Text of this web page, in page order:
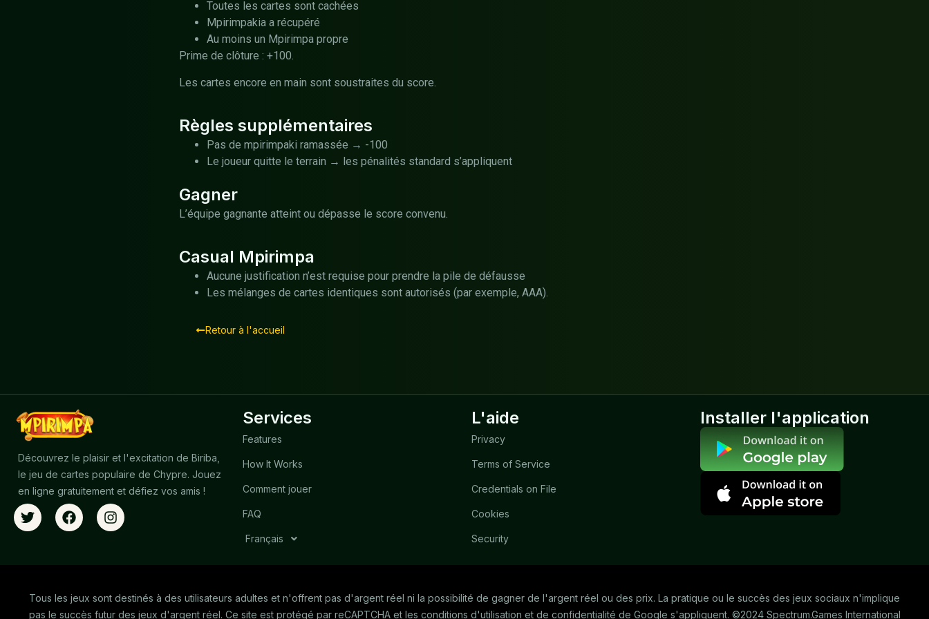
Toutes les cartes sont cachées
Mpirimpakia a récupéré
Au moins un Mpirimpa propre
Prime de clôture : +100.
Les cartes encore en main sont soustraites du score.
Règles supplémentaires
Pas de mpirimpaki ramassée → -100
Le joueur quitte le terrain → les pénalités standard s’appliquent
Gagner
L’équipe gagnante atteint ou dépasse le score convenu.
Casual Mpirimpa
Aucune justification n’est requise pour prendre la pile de défausse
Les mélanges de cartes identiques sont autorisés (par exemple, AAA).
Retour à l'accueil
Découvrez le plaisir et l'excitation de Biriba,
le jeu de cartes populaire de Chypre. Jouez
en ligne gratuitement et défiez vos amis !
Services
Features
How It Works
Comment jouer
FAQ
Français
L'aide
Privacy
Terms of Service
Credentials on File
Cookies
Security
Installer l'application
Tous les jeux sont destinés à des utilisateurs adultes et n'offrent pas d'argent réel ni la possibilité de gagner de l'argent réel ou des prix. La pratique ou le succès des jeux sociaux n'implique
pas le succès futur des jeux d'argent réel. Ce site est protégé par reCAPTCHA et les conditions d'utilisation et de confidentialité de Google s'appliquent. ©2024 Spectrum.Games International